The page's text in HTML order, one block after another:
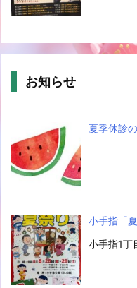
お知らせ
夏季休診
小手指「
小手指1丁